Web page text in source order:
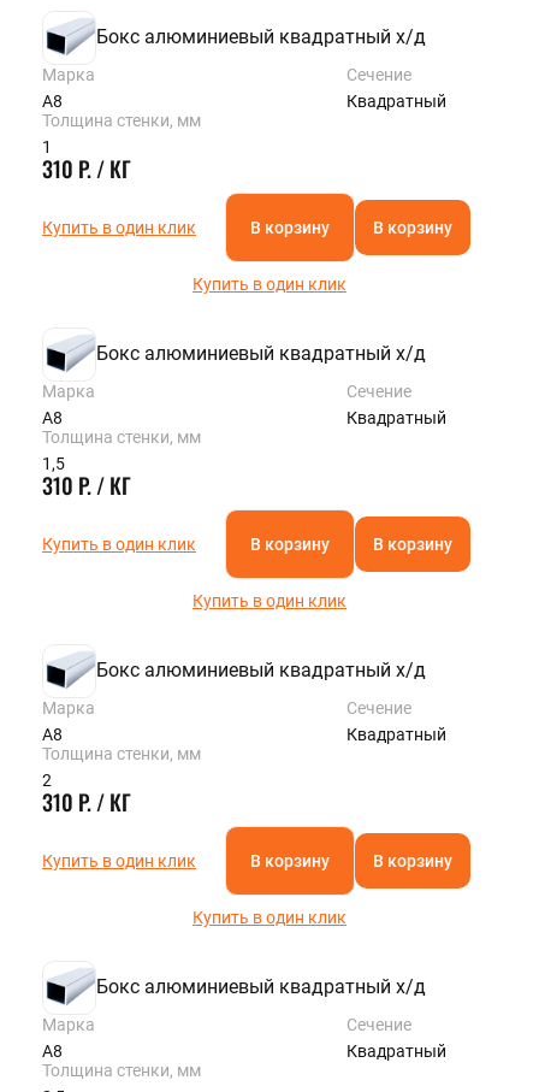
Бокс алюминиевый квадратный х/д
Марка
А8
Сечение
Квадратный
Толщина стенки, мм
1
310 Р. / КГ
Купить в один клик В корзину В корзину
Купить в один клик
Бокс алюминиевый квадратный х/д
Марка
А8
Сечение
Квадратный
Толщина стенки, мм
1,5
310 Р. / КГ
Купить в один клик В корзину В корзину
Купить в один клик
Бокс алюминиевый квадратный х/д
Марка
А8
Сечение
Квадратный
Толщина стенки, мм
2
310 Р. / КГ
Купить в один клик В корзину В корзину
Купить в один клик
Бокс алюминиевый квадратный х/д
Марка
А8
Сечение
Квадратный
Толщина стенки, мм